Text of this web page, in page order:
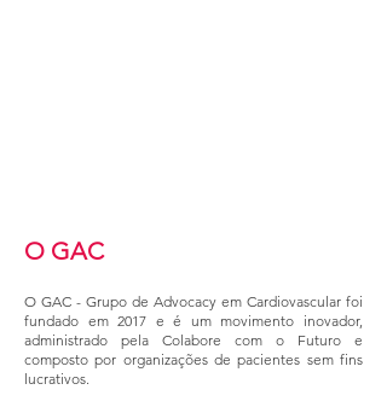
O GAC
O GAC - Grupo de Advocacy em Cardiovascular foi
fundado em 2017 e é um movimento inovador,
administrado pela Colabore com o Futuro e
composto por organizações de pacientes sem fins
lucrativos.